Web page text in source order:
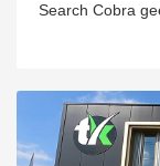
Search Cobra